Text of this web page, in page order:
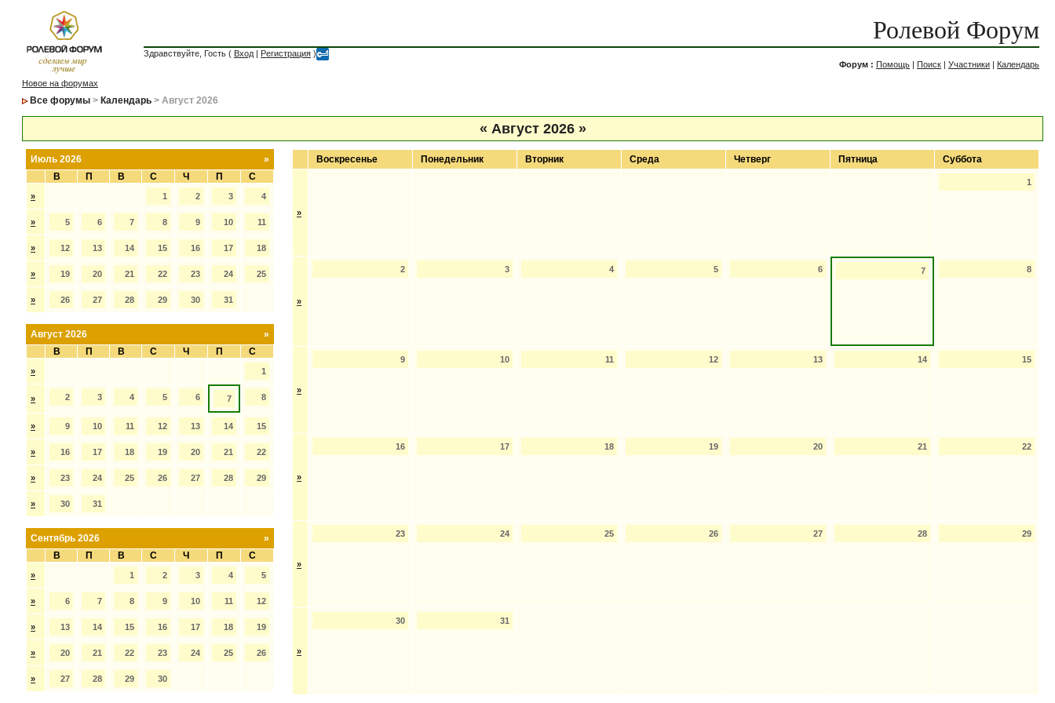
Ролевой Форум
Здравствуйте, Гость ( Вход | Регистрация )
Форум : Помощь | Поиск | Участники | Календарь
Новое на форумах
Все форумы > Календарь > Август 2026
« Август 2026 »
»
Июль 2026
В
П В С Ч П С
» 1 2 3 4
» 5 6 7 8 9 10 11
» 12 13 14 15 16 17 18
» 19 20 21 22 23 24 25
» 26 27 28 29 30 31
»
Август 2026
В
П В С Ч П С
» 1
» 2 3 4 5 6 7 8
» 9 10 11 12 13 14 15
» 16 17 18 19 20 21 22
» 23 24 25 26 27 28 29
» 30 31
»
Сентябрь 2026
В
П В С Ч П С
» 1 2 3 4 5
» 6 7 8 9 10 11 12
» 13 14 15 16 17 18 19
» 20 21 22 23 24 25 26
» 27 28 29 30
Воскресенье Понедельник Вторник Среда Четверг Пятница Суббота
»
1
»
2 3 4 5 6 7 8
»
9 10 11 12 13 14 15
»
16 17 18 19 20 21 22
»
23 24 25 26 27 28 29
»
30 31